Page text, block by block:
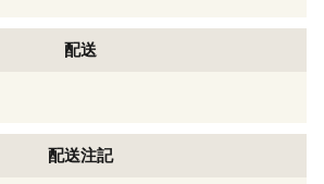
配送
配送注記